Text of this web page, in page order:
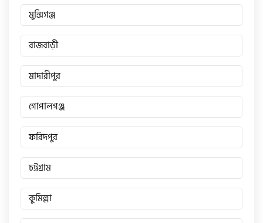
মুন্সিগঞ্জ
রাজবাড়ী
মাদারীপুর
গোপালগঞ্জ
ফরিদপুর
চট্টগ্রাম
কুমিল্লা